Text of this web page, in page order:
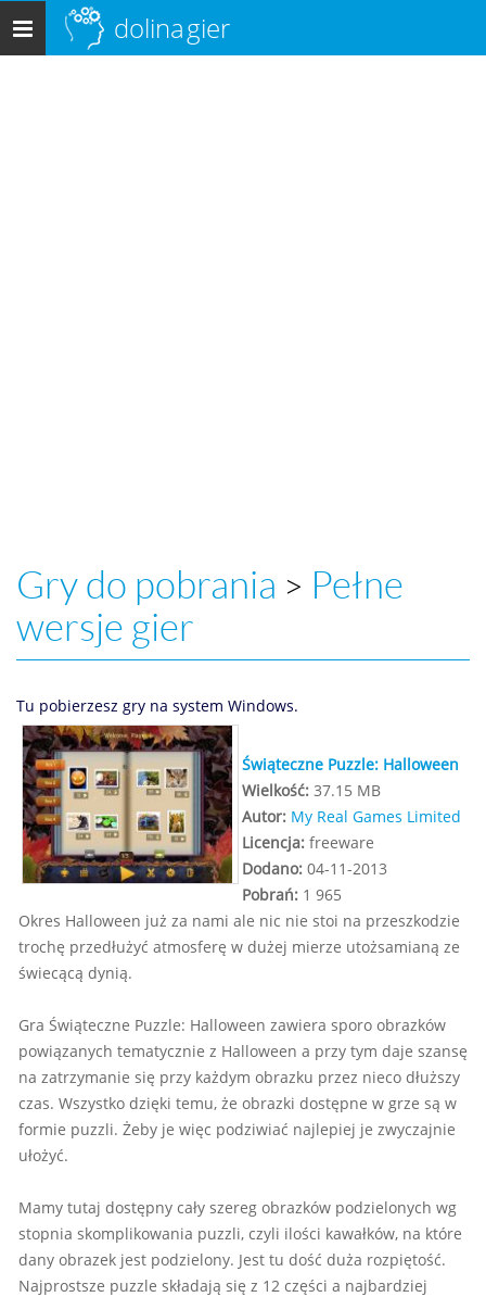
Menu
główne
dolinagier
Gry do pobrania > Pełne
wersje gier
Tu pobierzesz gry na system Windows.
Świąteczne Puzzle: Halloween
Wielkość: 37.15 MB
Autor: My Real Games Limited
Licencja: freeware
Dodano: 04-11-2013
Pobrań: 1 965
Okres Halloween już za nami ale nic nie stoi na przeszkodzie
trochę przedłużyć atmosferę w dużej mierze utożsamianą ze
świecącą dynią.
Gra Świąteczne Puzzle: Halloween zawiera sporo obrazków
powiązanych tematycznie z Halloween a przy tym daje szansę
na zatrzymanie się przy każdym obrazku przez nieco dłuższy
czas. Wszystko dzięki temu, że obrazki dostępne w grze są w
formie puzzli. Żeby je więc podziwiać najlepiej je zwyczajnie
ułożyć.
Mamy tutaj dostępny cały szereg obrazków podzielonych wg
stopnia skomplikowania puzzli, czyli ilości kawałków, na które
dany obrazek jest podzielony. Jest tu dość duża rozpiętość.
Najprostsze puzzle składają się z 12 części a najbardziej